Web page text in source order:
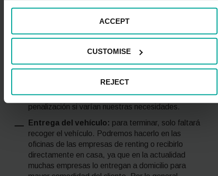
ACCEPT
CUSTOMISE
REJECT
Condiciones y servicios incluidos:
seguidamente deberemos comprobar las
Será muy importante revisar el kilometraje mensual
o anual, los servicios que incluye la cuota
asistencia en carretera, cambio de neumáticos,
etc.) y la posibilidad de cambiar de vehículo sin
penalización si varían nuestras necesidades.
Entrega del vehículo: para terminar, solo faltará
recoger el vehículo. Podremos hacerlo en las
oficinas de las empresas de renting o recibirlo
directamente en casa, ya que en la actualidad
muchas empresas lo entregan a domicilio para